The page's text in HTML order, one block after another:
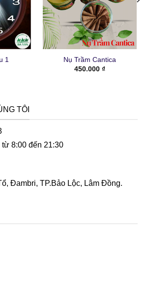
1
Nụ Trầm Cantica
450.000 ₫
TÔI
8:00 đến 21:30
Đambri, TP.Bảo Lộc, Lâm Đồng.